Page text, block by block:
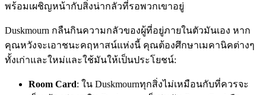
พร้อมเผชิญหน้ากับสิ่งน่ากลัวที่รอพวกเขาอยู่
Duskmourn กลืนกินความกลัวของผู้ที่อยู่ภายในตัวมันเอง หาก
คุณหวังจะเอาชนะคฤหาสน์แห่งนี้ คุณต้องศึกษาเมคานิคต่างๆ
ทั้งเก่าและใหม่และใช้มันให้เป็นประโยชน์:
Room Card: ใน Duskmournทุกสิ่งไม่เหมือนกับที่ควรจะ